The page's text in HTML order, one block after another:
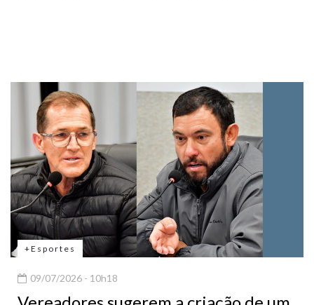
+Esportes
09/07/2026 - 10h18